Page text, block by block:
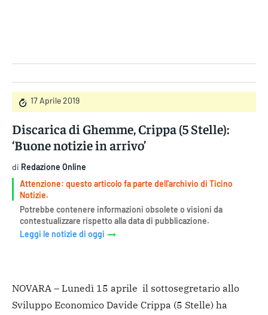
17 Aprile 2019
Discarica di Ghemme, Crippa (5 Stelle):
‘Buone notizie in arrivo’
di Redazione Online
Attenzione: questo articolo fa parte dell'archivio di Ticino
Notizie.
Potrebbe contenere informazioni obsolete o visioni da
contestualizzare rispetto alla data di pubblicazione.
Leggi le notizie di oggi
NOVARA – Lunedì 15 aprile il sottosegretario allo
Sviluppo Economico Davide Crippa (5 Stelle) ha